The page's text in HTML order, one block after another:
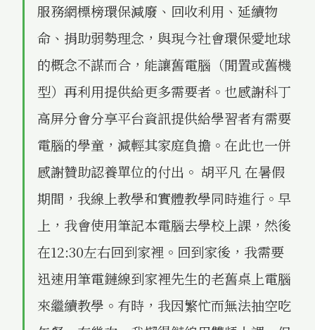
服務網標榜環保減廢、回收利用、延續物
命、捐助弱勢理念，與現今社會環保愛地球
的概念不謀而合，能讓舊電腦（閒置或舊機
型）再利用提供給更多需要者。也感謝科丁
高屏分會分享平台資訊提供給學習者有需要
電腦的學童，減輕其家庭負擔。在此也一併
感謝贊助認養單位的付出。 胡平凡 在暑假
期間，我線上教學和實體教學同時進行。早
上，我會使用筆記本電腦去學校上課，然後
在12:30左右回到家裡。回到家後，我需要
迅速用筆電鏈線到家裡先生的老舊桌上電腦
來繼續教學。有時，我因繁忙而無法抽空吃